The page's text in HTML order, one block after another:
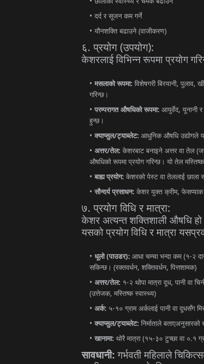
दर्द र सूजन कम गर्ने
यौनशक्ति बढाउने (वाजीकरण)
६.प्रयोग(उपयोग):
केशरलाई विभिन्न रूपमा प्रयोग
मसलाको रूपमा: विशेषगरी बिरयानी, पुलाव,
गरिन्छ।
परम्परागत औषधिको रूपमा: आयुर्वेद, यूनानी र
हुन्छ।
क्याप्सुल/ट्याब्लेट: आधुनिक औषधि उद्योगले
अत्तर/तेल: केशरबाट बनाइने अत्तर वा तेल(
औषधिको रूपमा प्रयोग गरिन्छ। यो तेल
बाह्य प्रयोग: केशरको पेस्ट वा तेललाई छाला
सौन्दर्य प्रसाधन: केशर युक्त क्रीम, फेसप्याक
७.प्रयोग विधि र मात्रा:
केशर अत्यन्त शक्तिशाली औषधि
यसको प्रयोग विधि र मात्रा
धूलो(पाउडर): आधा चम्चा भन्दा कम(१-२
सकिन्छ। (रक्तवर्धन, शक्तिवर्धन, पित्तशामक)
अत्तर/तेल: १-२ थोपा मात्रा दूध, पानी वा
(उत्तेजक, मस्तिष्क स्वास्थ्य)
अर्क: ५-१० ग्राम अर्कलाई पानी वा दूधसँग
क्याप्सुल/ट्याब्लेट: निर्माताले बताएअनुसारको
खानामा: थोरै मात्रा(१५-३० टुच्छा वा ०.१
सावधानी: गर्भवती महिलाले